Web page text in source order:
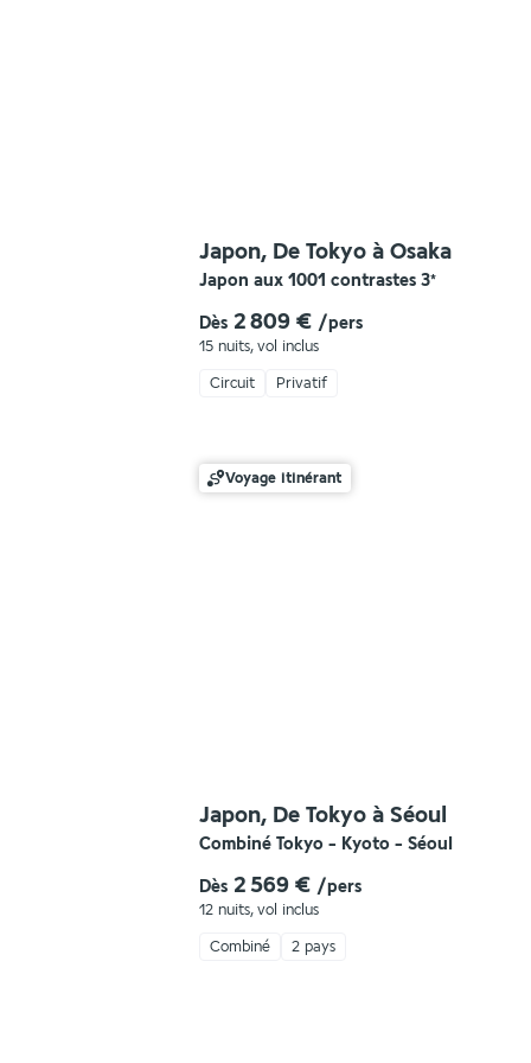
Japon, De Tokyo à Osaka
Japon aux 1001 contrastes 3*
Dès 2 809 € /pers
15 nuits, vol inclus
Circuit Privatif
Voyage itinérant
Japon, De Tokyo à Séoul
Combiné Tokyo - Kyoto - Séoul
Dès 2 569 € /pers
12 nuits, vol inclus
Combiné 2 pays